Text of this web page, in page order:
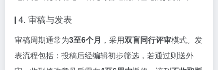
4. 审稿与发表
审稿周期通常为3至6个月 ，采用双盲同行评审模式。发
表流程包括：投稿后经编辑初步筛选，若通过则送外